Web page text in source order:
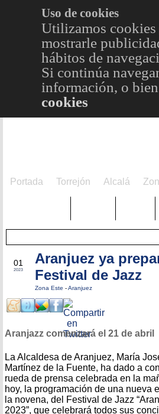
Uso de cookies
Utilizamos cookies
mostrarle
hábitos de
Si continúa
información, o
cookies
Portada Torrejón Alcalá
01
2023
Aranjuez ya
Festival de Jazz
Zona Este -Aranjuez
Aranjazz comenzará el 21 de abril
La Alcaldesa de Aranjuez, María
Martínez de la Fuente, ha dado a
rueda de prensa celebrada en la
hoy, la programación de una nueva
la novena, del Festival de Jazz
2023”, que celebrará todos sus